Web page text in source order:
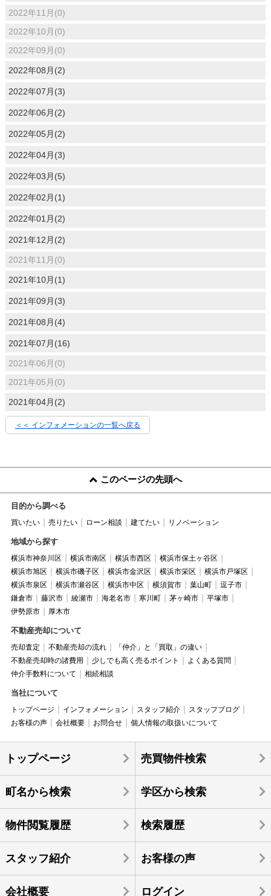
2022年11月(0)
2022年10月(0)
2022年09月(0)
2022年08月(2)
2022年07月(3)
2022年06月(2)
2022年05月(2)
2022年04月(3)
2022年03月(5)
2022年02月(1)
2022年01月(2)
2021年12月(2)
2021年11月(0)
2021年10月(1)
2021年09月(3)
2021年08月(4)
2021年07月(16)
2021年06月(0)
2021年05月(0)
2021年04月(2)
＜＜ インフォメーションの一覧へ戻る
このページの先頭へ
目的から調べる
買いたい 売りたい ローン相談 建てたい リノベーション
地域から探す
横浜市神奈川区 横浜市南区 横浜市西区
横浜市保土ヶ谷区
横浜市旭区
横浜市磯子区 横浜市金沢区 横浜市栄区
横浜市戸塚区
横浜市泉区
横浜市瀬谷区 横浜市中区 横須賀市 葉山町
逗子市
鎌倉市
藤沢市 綾瀬市 海老名市 寒川町 茅ヶ崎市
平塚市
伊勢原市
厚木市
不動産売却について
売却査定 不動産売却の流れ
「仲介」と「買取」の違い
不動産売却時の諸費用
少しでも高く売るポイント
よくある質問
仲介手数料について
相続相談
当社について
トップページ インフォメーション スタッフ紹介
スタッフブログ
お客様の声
会社概要 お問合せ 個人情報の取扱いについて
トップページ 売買物件検索
町名から検索 学区から検索
物件閲覧履歴 検索履歴
スタッフ紹介 お客様の声
会社概要 ログイン